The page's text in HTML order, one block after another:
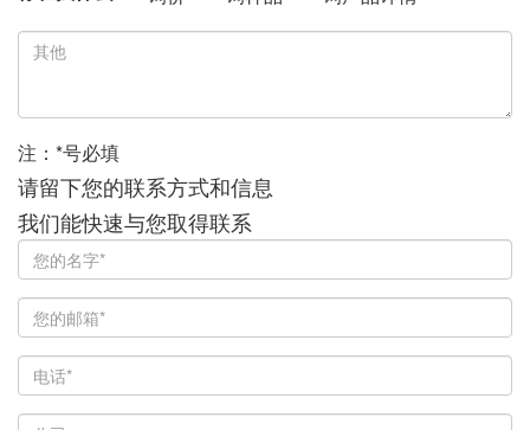
注：*号必填
请留下您的联系方式和信息
我们能快速与您取得联系